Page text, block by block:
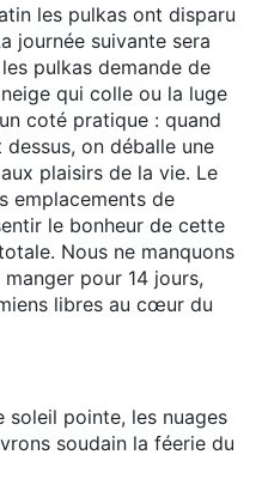
les pulkas ont disparu
journée suivante sera
pulkas demande de
qui colle ou la luge
coté pratique : quand
on déballe une
plaisirs de la vie. Le
emplacements de
le bonheur de cette
Nous ne manquons
pour 14 jours,
libres au cœur du
soleil pointe, les nuages
soudain la féerie du